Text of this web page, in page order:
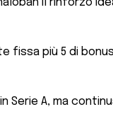
il rinforzo
fissa più 5 di
Serie A, ma